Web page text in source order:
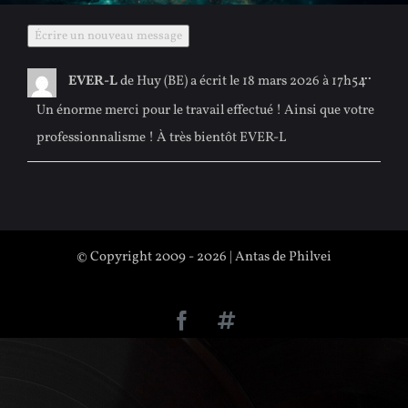
EVER-LdeHuy (BE)a écrit le18 mars 2026à17h54
Un énorme merci pour le travail effectué ! Ainsi que votre
professionnalisme ! À très bientôt EVER-L
...
méta.
© Copyright 2009 - 2026 | Antas de Philvei